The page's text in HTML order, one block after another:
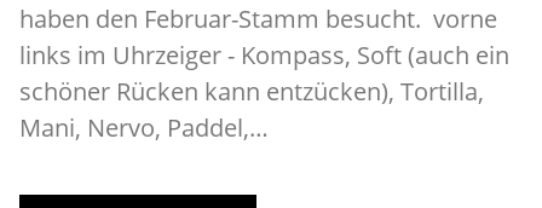
haben den Februar-Stamm besucht. vorne
links im Uhrzeiger - Kompass, Soft (auch ein
schöner Rücken kann entzücken), Tortilla,
Mani, Nervo, Paddel,…